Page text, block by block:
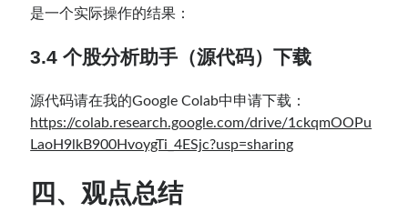
是一个实际操作的结果：
3.4 个股分析助手（源代码）下载
源代码请在我的Google Colab中申请下载：
https://colab.research.google.com/drive/1ckqmOOPu
LaoH9lkB900HvoygTi_4ESjc?usp=sharing
四、观点总结